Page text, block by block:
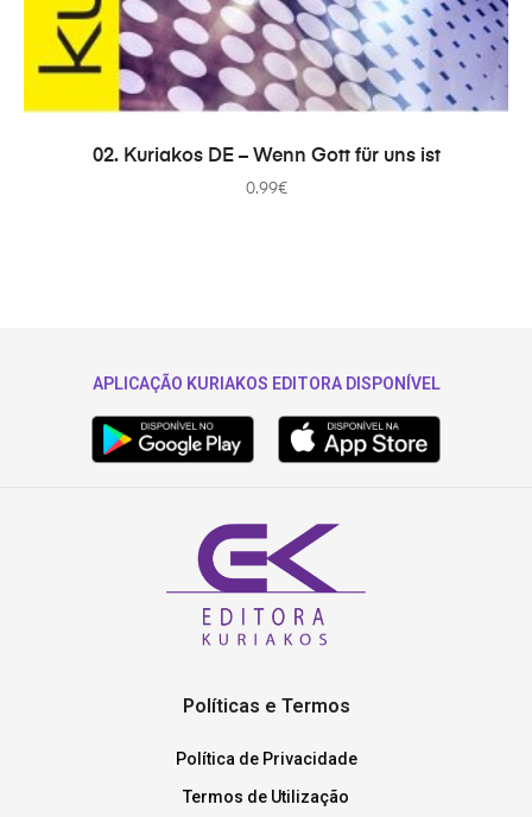
ADICIONAR
02. Kuriakos DE – Wenn Gott für uns ist
0.99€
APLICAÇÃO KURIAKOS EDITORA DISPONÍVEL
Políticas e Termos
Política de Privacidade
Termos de Utilização